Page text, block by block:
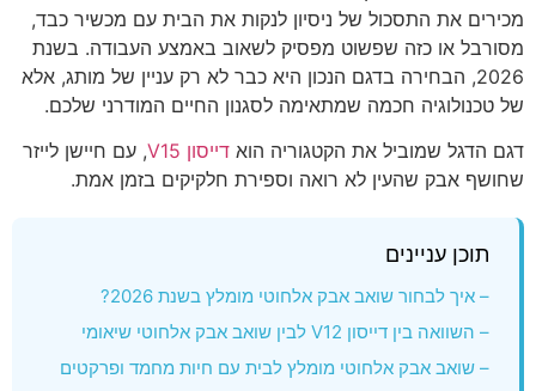
מכירים את התסכול של ניסיון לנקות את הבית עם מכשיר כבד,
מסורבל או כזה שפשוט מפסיק לשאוב באמצע העבודה. בשנת
2026, הבחירה בדגם הנכון היא כבר לא רק עניין של מותג, אלא
של טכנולוגיה חכמה שמתאימה לסגנון החיים המודרני שלכם.
דגם הדגל שמוביל את הקטגוריה הוא דייסון V15
, עם חיישן לייזר
שחושף אבק שהעין לא רואה וספירת חלקיקים בזמן אמת.
תוכן עניינים
– איך לבחור שואב אבק אלחוטי מומלץ בשנת 2026?
– השוואה בין דייסון V12 לבין שואב אבק אלחוטי שיאומי
– שואב אבק אלחוטי מומלץ לבית עם חיות מחמד ופרקטים